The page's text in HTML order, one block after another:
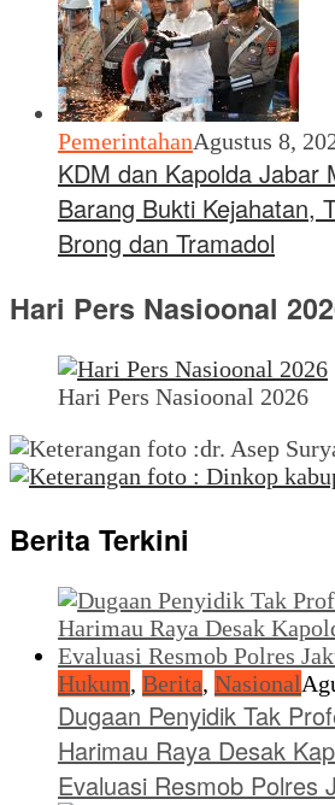
PemerintahanAgustus 8,
KDM dan Kapolda Jabar
Barang Bukti Kejahatan,
Brong dan Tramadol
Hari Pers Nasioonal
Hari Pers Nasioonal 2026
Berita Terkini
Hukum, Berita, Nasional
Dugaan Penyidik Tak
Harimau Raya Desak
Evaluasi Resmob Polres